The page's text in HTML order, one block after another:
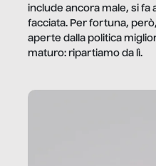
include ancora male, si
facciata. Per fortuna,
aperte dalla politica
maturo: ripartiamo da lì.